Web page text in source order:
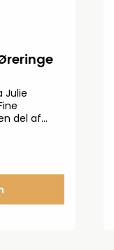
Julie
del af
er
hvide
10 mm